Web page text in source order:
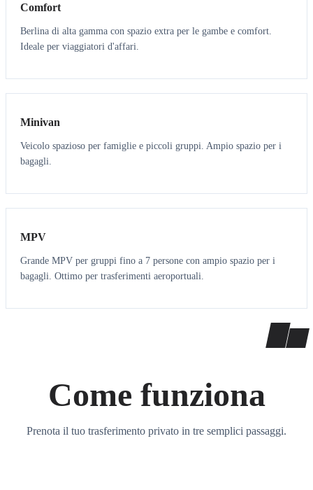
Comfort
Berlina di alta gamma con spazio extra per le gambe e comfort.
Ideale per viaggiatori d'affari.
6 5
Minivan
Veicolo spazioso per famiglie e piccoli gruppi. Ampio spazio per i
bagagli.
7 7
MPV
Grande MPV per gruppi fino a 7 persone con ampio spazio per i
bagagli. Ottimo per trasferimenti aeroportuali.
Come funziona
Prenota il tuo trasferimento privato in tre semplici passaggi.